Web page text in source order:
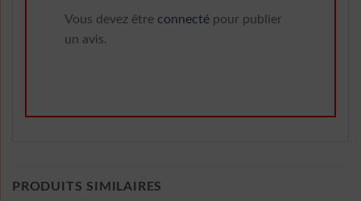
Vous devez être connecté pour publier
un avis.
PRODUITS SIMILAIRES